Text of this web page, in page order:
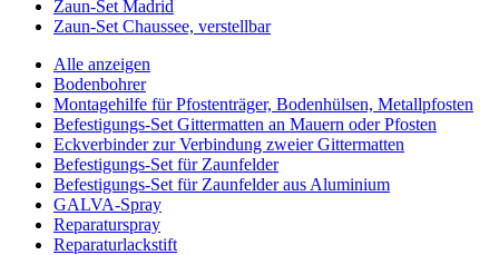
Zaun-Set Madrid
Zaun-Set Chaussee, verstellbar
Alle anzeigen
Bodenbohrer
Montagehilfe für Pfostenträger, Bodenhülsen, Metallpfosten
Befestigungs-Set Gittermatten an Mauern oder Pfosten
Eckverbinder zur Verbindung zweier Gittermatten
Befestigungs-Set für Zaunfelder
Befestigungs-Set für Zaunfelder aus Aluminium
GALVA-Spray
Reparaturspray
Reparaturlackstift